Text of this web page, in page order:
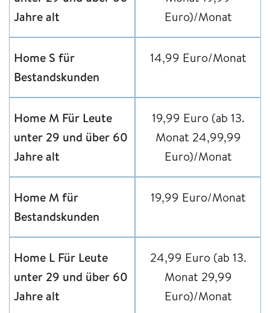
Jahre alt
Euro)/Monat
Home S für
Bestandskunden
14,99 Euro/Monat
Home M Für Leute
unter 29 und über 60
Jahre alt
19,99 Euro (ab 13.
Monat 24,99,99
Euro)/Monat
Home M für
Bestandskunden
19,99 Euro/Monat
Home L Für Leute
unter 29 und über 60
Jahre alt
24,99 Euro (ab 13.
Monat 29,99
Euro)/Monat